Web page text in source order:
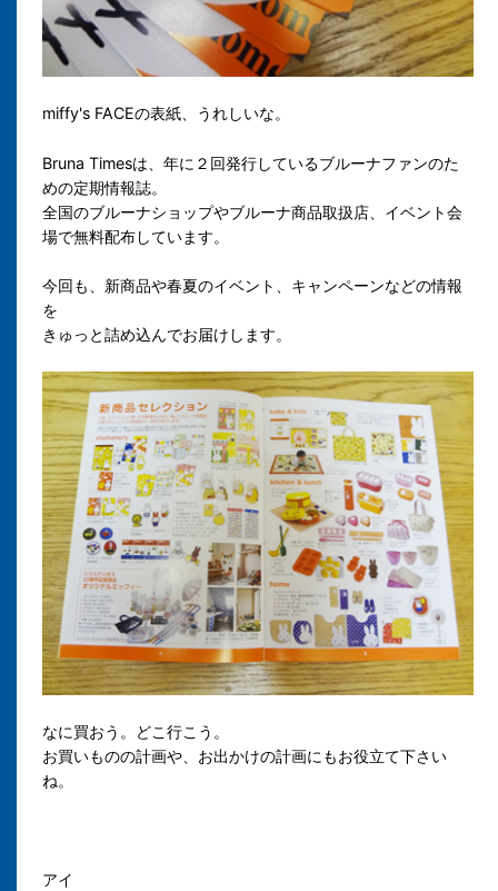
miffy's FACEの表紙、うれしいな。
Bruna Timesは、 年に２回発行しているブルーナファンのた
めの定期情報誌。
全国のブルーナショップやブルーナ商品取扱店、イベント会
場で無料配布しています。
今回も、新商品や春夏のイベント、キャンペーンなどの情報
を
きゅっと詰め込んでお届けします。
なに買おう。どこ行こう。
お買いものの計画や、お出かけの計画にもお役立て下さい
ね。
アイ